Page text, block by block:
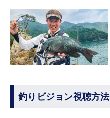
釣りビジョン視聴方法